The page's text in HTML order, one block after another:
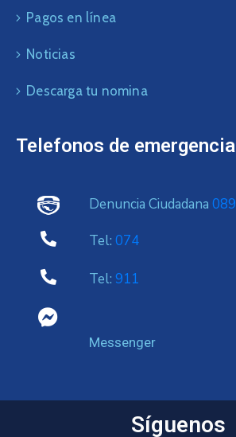
Pagos en línea
Noticias
Descarga tu nomina
Telefonos de emergencia
Denuncia Ciudadana 089
Tel: 074
Tel: 911
Messenger
Síguenos